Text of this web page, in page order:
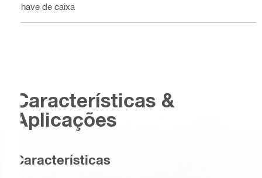
Chave de caixa
Características &
Aplicações
Características